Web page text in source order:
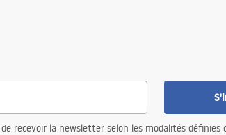
recevoir la newsletter selon les modalités définies